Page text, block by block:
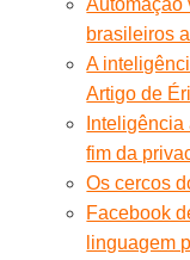
brasileiros
A
Artigo de
fim da
Os cercos
Facebook
linguagem